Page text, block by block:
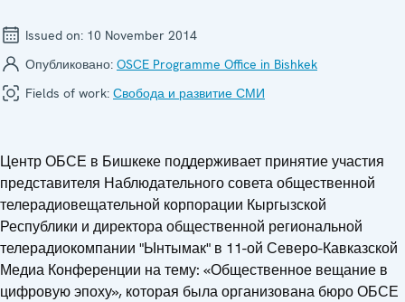
Issued on: 10 November 2014
Опубликовано: OSCE Programme Office in Bishkek
Fields of work: Свобода и развитие СМИ
Центр ОБСЕ в Бишкеке поддерживает принятие участия
представителя Наблюдательного совета общественной
телерадиовещательной корпорации Кыргызской
Республики и директора общественной региональной
телерадиокомпании "Ынтымак" в 11-ой Северо-Кавказской
Медиа Конференции на тему: «Общественное вещание в
цифровую эпоху», которая была организована бюро ОБСЕ